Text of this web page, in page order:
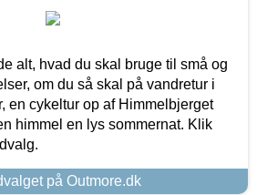
alt, hvad du skal bruge til små og
om du så skal på vandretur i
en cykeltur op af Himmelbjerget
himmel en lys sommernat. Klik
på Outmore.dk